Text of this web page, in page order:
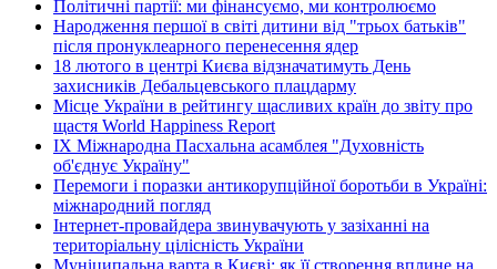
Політичні партії: ми фінансуємо, ми контролюємо
Народження першої в світі дитини від "трьох батьків"
після пронуклеарного перенесення ядер
18 лютого в центрі Києва відзначатимуть День
захисників Дебальцевського плацдарму
Місце України в рейтингу щасливих країн до звіту про
щастя World Happiness Report
ІХ Міжнародна Пасхальна асамблея "Духовність
об'єднує Україну"
Перемоги і поразки антикорупційної боротьби в Україні:
міжнародний погляд
Інтернет-провайдера звинувачують у зазіханні на
територіальну цілісність України
Муніципальна варта в Києві: як її створення вплине на